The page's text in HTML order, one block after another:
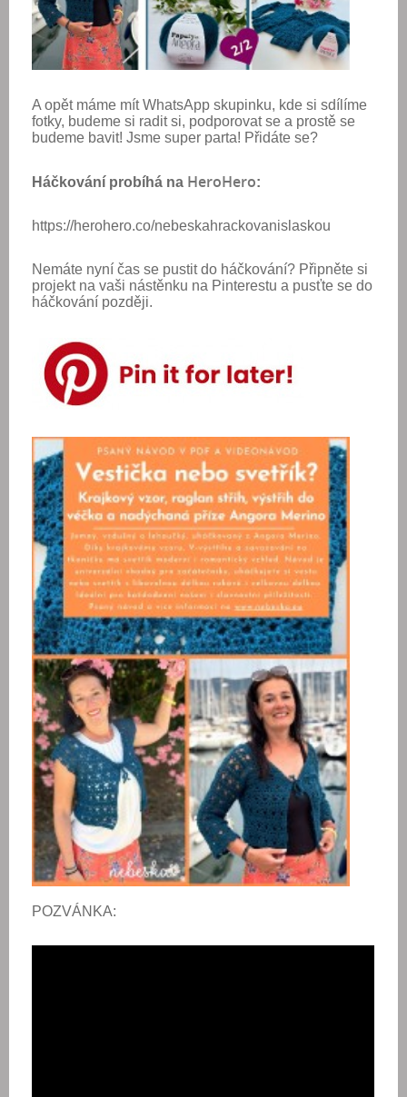
A opět máme mít WhatsApp skupinku, kde si sdílíme
fotky, budeme si radit si, podporovat se a prostě se
budeme bavit! Jsme super parta! Přidáte se?
Háčkování probíhá na HeroHero:
https://herohero.co/nebeskahrackovanislaskou
Nemáte nyní čas se pustit do háčkování? Připněte si
projekt na vaši nástěnku na Pinterestu a pusťte se do
háčkování později.
POZVÁNKA: